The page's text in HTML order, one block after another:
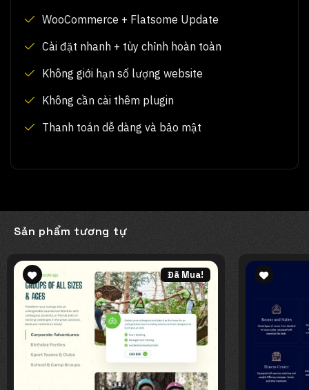
WooCommerce + Flatsome Update
Cài đặt nhanh + tùy chỉnh hoàn toàn
Không giới hạn số lượng website
Không cần cài thêm plugin
Thanh toán dễ dàng và bảo mật
Sản phẩm tương tự
Đã Mua!
Add to
wishlist
wishlist